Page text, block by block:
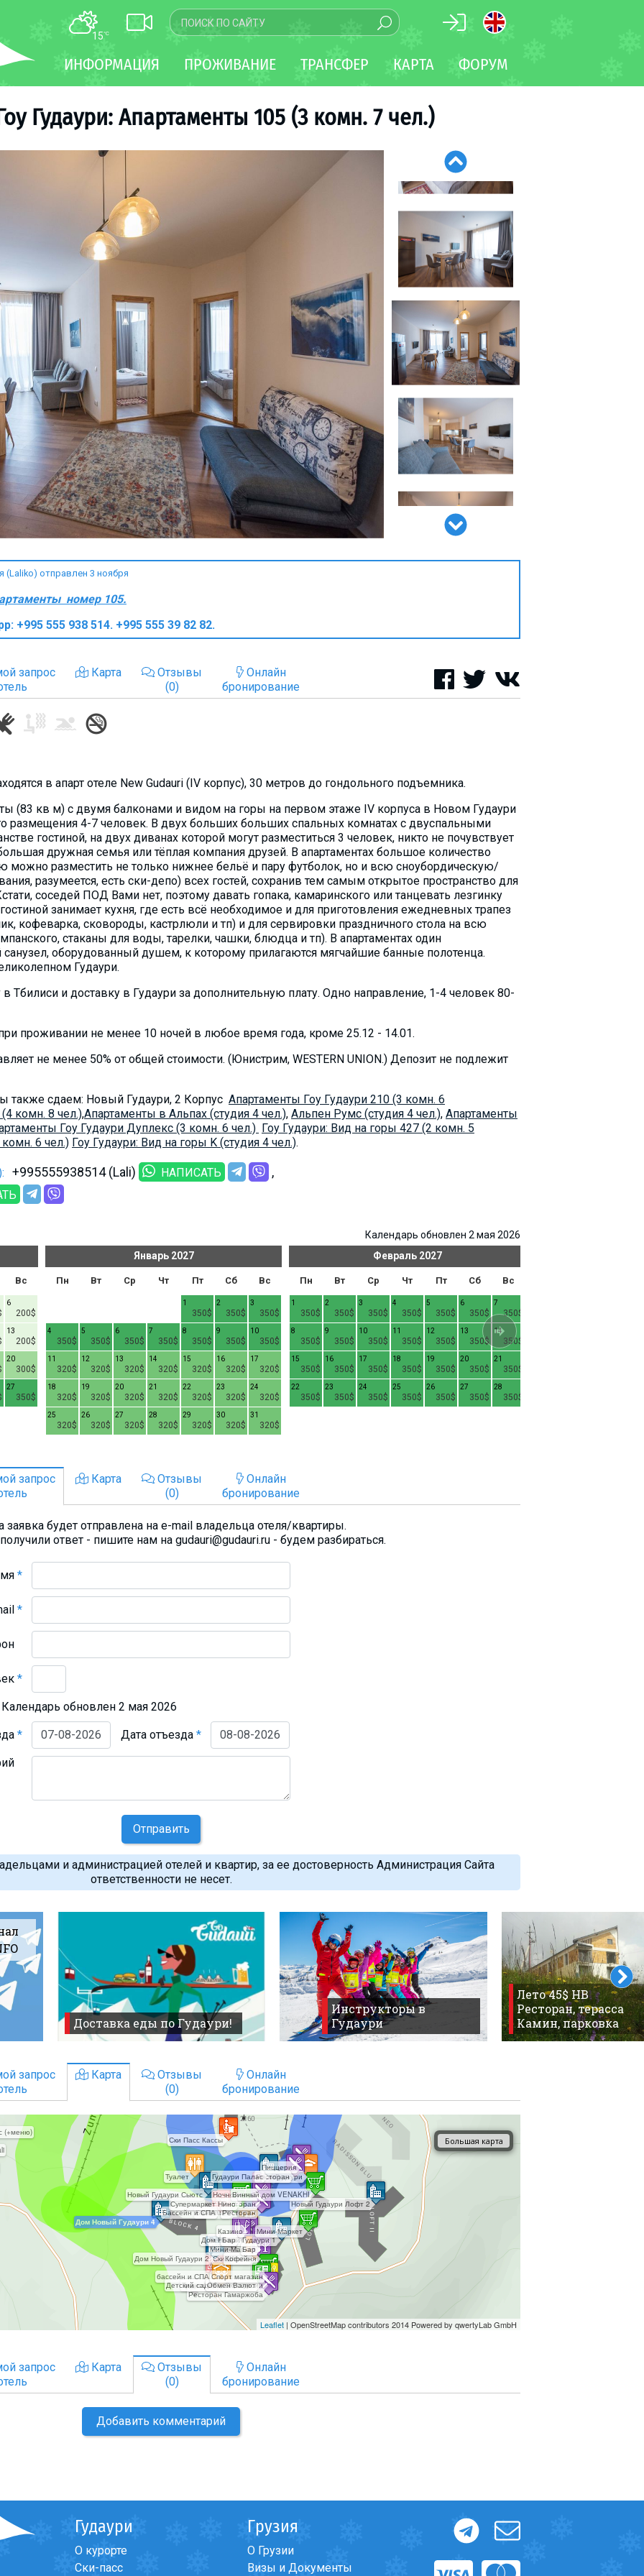
15°C
ИНФОРМАЦИЯ ПРОЖИВАНИЕ ТРАНСФЕР КАРТА ФОРУМ
Гудаури: Апартаменты 105 (3 комн. 7 чел.)
(Laliko) отправлен 3 ноября
номер 105.
+995 555 938 514. +995 555 39 82 82.
запрос
Карта
Отзывы
(0)
Онлайн
бронирование
в апарт отеле New Gudauri (IV корпус), 30 метров до гондольного подъемника.
(83 кв м) с двумя балконами и видом на горы на первом этаже IV корпуса в Новом Гудаури
размещения 4-7 человек. В двух больших больших спальных комнатах с двуспальными
гостиной, на двух диванах которой могут разместиться 3 человек, никто не почувствует
дружная семья или тёплая компания друзей. В апартаментах большое количество
можно разместить не только нижнее бельё и пару футболок, но и всю сноубордическую/
разумеется, есть ски-депо) всех гостей, сохранив тем самым открытое пространство для
соседей ПОД Вами нет, поэтому давать гопака, камаринского или танцевать лезгинку
занимает кухня, где есть всё необходимое и для приготовления ежедневных трапез
кофеварка, сковороды, кастрлюли и тп) и для сервировки праздничного стола на всю
стаканы для воды, тарелки, чашки, блюдца и тп). В апартаментах один
оборудованный душем, к которому прилагаются мягчайшие банные полотенца.
Гудаури.
Тбилиси и доставку в Гудаури за дополнительную плату. Oдно направление, 1-4 человек 80-
проживании не менее 10 ночей в любое время года, кроме 25.12 - 14.01.
не менее 50% от общей стоимости. (Юнистрим, WESTERN UNION.) Депозит не подлежит
также сдаем: Новый Гудаури, 2 Корпус Апартаменты Гоу Гудаури 210 (3 комн. 6
комн. 8 чел.),Aпартаменты в Альпах (студия 4 чел.), Альпен Румс (студия 4 чел.), Апартаменты
Гоу Гудаури Дуплекс (3 комн. 6 чел.) Гоу Гудаури: Вид на горы 427 (2 комн. 5
6 чел.) Гоу Гудаури: Вид на горы K (студия 4 чел.).
+995555938514 (Lali) НАПИСАТЬ
Календарь обновлен 2 мая 2026
Вс
200$
6
200$
13
300$
20
350$
27
Январь 2027
Пн Вт Ср Чт Пт Сб Вс
350$
1
350$
2
350$
3
350$
4
350$
5
350$
6
350$
7
350$
8
350$
9
350$
10
320$
11
320$
12
320$
13
320$
14
320$
15
320$
16
320$
17
320$
18
320$
19
320$
20
320$
21
320$
22
320$
23
320$
24
320$
25
320$
26
320$
27
320$
28
320$
29
320$
30
320$
31
Февраль 2027
Пн Вт Ср Чт Пт Сб Вс
350$
1
350$
2
350$
3
350$
4
350$
5
350$
6
350$
7
350$
8
350$
9
350$
10
350$
11
350$
12
350$
13
350$
14
350$
15
350$
16
350$
17
350$
18
350$
19
350$
20
350$
21
350$
22
350$
23
350$
24
350$
25
350$
26
350$
27
350$
28
запрос
Карта
Отзывы
(0)
Онлайн
бронирование
заявка будет отправлена на e-mail владельца отеля/квартиры.
ответ - пишите нам на gudauri@gudauri.ru - будем разбираться.
*
*
*
Календарь обновлен 2 мая 2026
* Дата отъезда*
Отправить
и администрацией отелей и квартир, за ее достоверность Администрация Сайта
ответственности не несет.
Доставка еды по Гудаури!
Инструкторы в
Гудаури
Лето 45$ HB
Ресторан, терасса
Камин, парковка
запрос
Карта
Отзывы
(0)
Онлайн
бронирование
запрос
Карта
Отзывы
(0)
Онлайн
бронирование
Добавить комментарий
Гудаури
О курорте
Ски-пасс
Грузия
О Грузии
Визы и Документы